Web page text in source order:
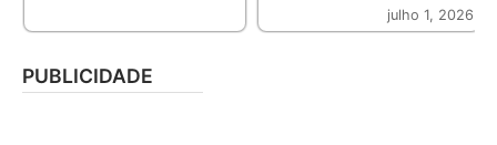
julho 1, 2026
PUBLICIDADE